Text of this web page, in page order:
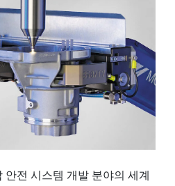
안전 시스템 개발 분야의 세계